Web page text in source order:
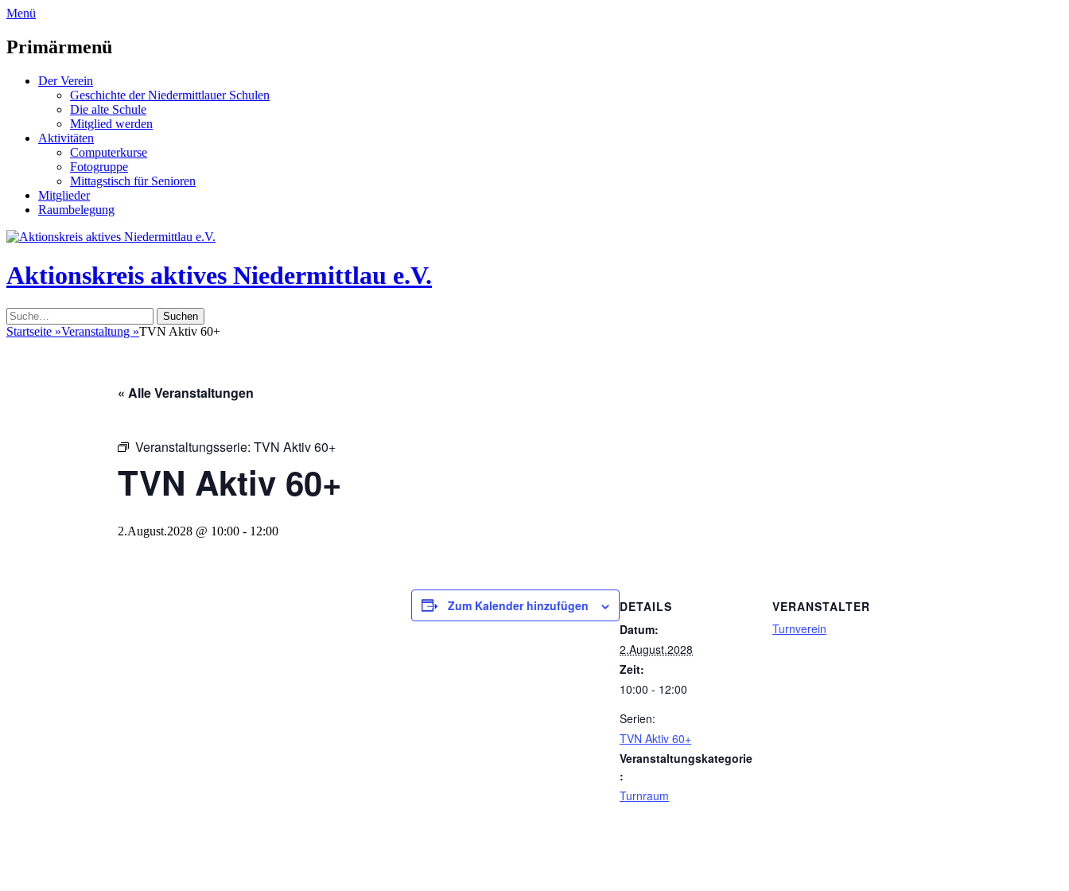
zum
überspringen
Menü
Primärmenü
Der Verein
Geschichte der Niedermittlauer Schulen
Die alte Schule
Mitglied werden
Aktivitäten
Computerkurse
Fotogruppe
Mittagstisch für Senioren
Mitglieder
Raumbelegung
Header
Aktionskreis aktives Niedermittlau e.V.
Suche
nach:
Startseite »Veranstaltung »TVN Aktiv 60+
« Alle Veranstaltungen
Veranstaltungsserie: TVN Aktiv 60+
TVN Aktiv 60+
2.August.2028 @ 10:00 - 12:00
Zum Kalender hinzufügen
DETAILS
Datum:
2.August.2028
Zeit:
10:00 - 12:00
Serien:
TVN Aktiv 60+
Veranstaltungskategorie
:
Turnraum
VERANSTALTER
Turnverein